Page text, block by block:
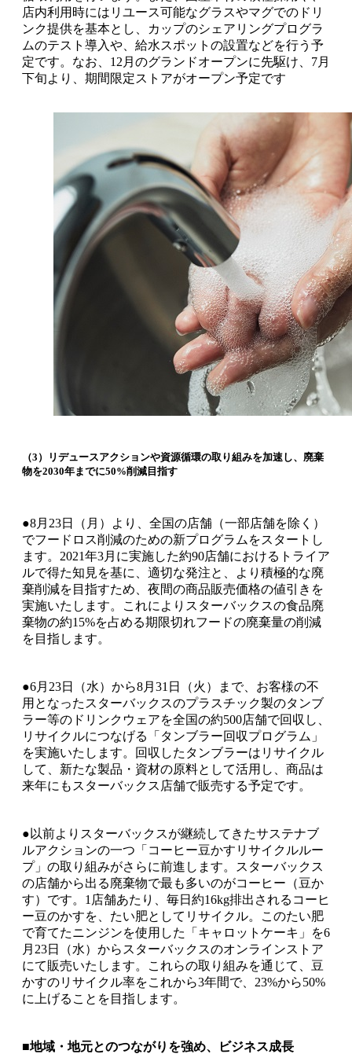
店内利用時にはリユース可能なグラスやマグでのドリ
ンク提供を基本とし、カップのシェアリングプログラ
ムのテスト導入や、給水スポットの設置などを行う予
定です。なお、12月のグランドオープンに先駆け、7月
下旬より、期間限定ストアがオープン予定です
（3）リデュースアクションや資源循環の取り組みを加速し、廃棄
物を2030年までに50%削減目指す
●8月23日（月）より、全国の店舗（一部店舗を除く）
でフードロス削減のための新プログラムをスタートし
ます。2021年3月に実施した約90店舗におけるトライア
ルで得た知見を基に、適切な発注と、より積極的な廃
棄削減を目指すため、夜間の商品販売価格の値引きを
実施いたします。これによりスターバックスの食品廃
棄物の約15%を占める期限切れフードの廃棄量の削減
を目指します。
●6月23日（水）から8月31日（火）まで、お客様の不
用となったスターバックスのプラスチック製のタンブ
ラー等のドリンクウェアを全国の約500店舗で回収し、
リサイクルにつなげる「タンブラー回収プログラム」
を実施いたします。回収したタンブラーはリサイクル
して、新たな製品・資材の原料として活用し、商品は
来年にもスターバックス店舗で販売する予定です。
●以前よりスターバックスが継続してきたサステナブ
ルアクションの一つ「コーヒー豆かすリサイクルルー
プ」の取り組みがさらに前進します。スターバックス
の店舗から出る廃棄物で最も多いのがコーヒー（豆か
す）です。1店舗あたり、毎日約16kg排出されるコーヒ
ー豆のかすを、たい肥としてリサイクル。このたい肥
で育てたニンジンを使用した「キャロットケーキ」を6
月23日（水）からスターバックスのオンラインストア
にて販売いたします。これらの取り組みを通じて、豆
かすのリサイクル率をこれから3年間で、23%から50%
に上げることを目指します。
■地域・地元とのつながりを強め、ビジネス成長